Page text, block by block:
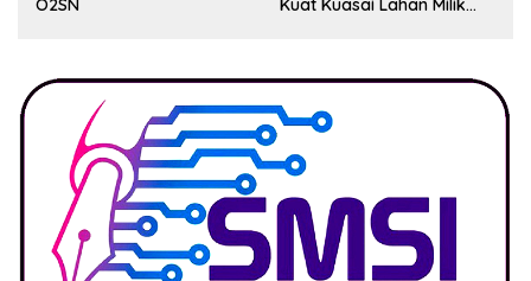
O2SN
Kuat Kuasai Lahan Milik